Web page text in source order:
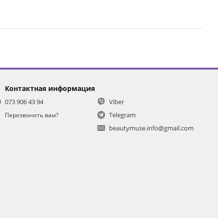
Контактная информация
073 906 43 94
Перезвонить вам?
Viber
Telegram
beautymuse.info@gmail.com